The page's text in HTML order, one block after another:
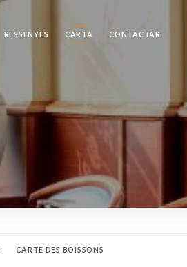
RESSENYES CARTA CONTACTAR
CARTE DES BOISSONS